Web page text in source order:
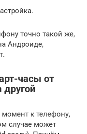
точно такой же,
Андроиде,
часы от
другой
к телефону,
случае может